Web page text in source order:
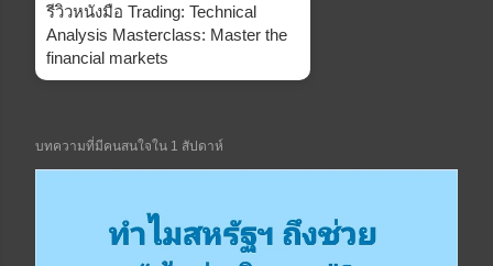
รีวิวหนังมือ Trading: Technical
Analysis Masterclass: Master the
financial markets
บทความที่มีคนสนใจใน 1 สัปดาห์